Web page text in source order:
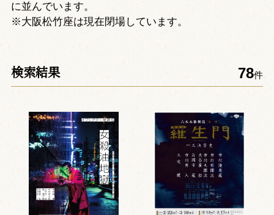
に並んでいます。
※大阪松竹座は現在閉場しています。
検索結果 78件